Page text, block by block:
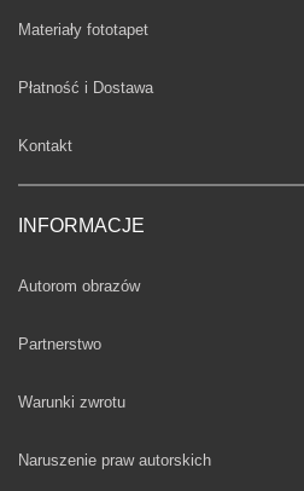
Materiały fototapet
Płatność i Dostawa
Kontakt
INFORMACJE
Autorom obrazów
Partnerstwo
Warunki zwrotu
Naruszenie praw autorskich